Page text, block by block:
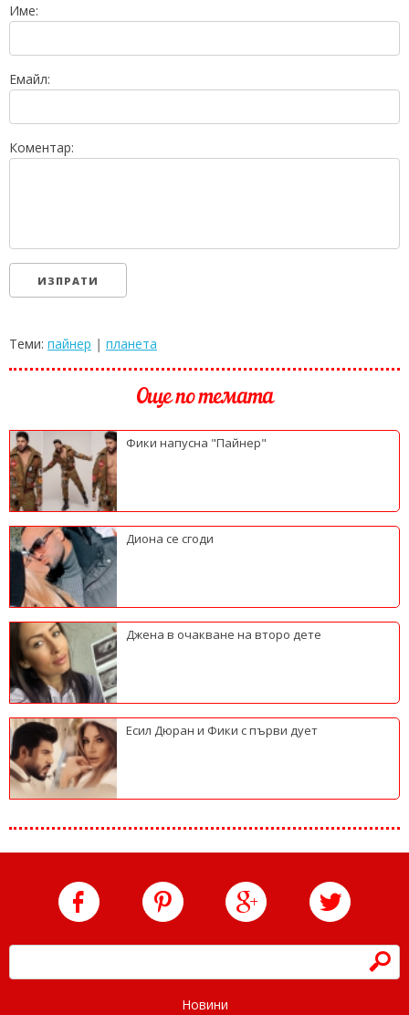
Име:
Емайл:
Коментар:
Теми: пайнер | планета
Още по темата
Фики напусна "Пайнер"
Диона се сгоди
Джена в очакване на второ дете
Есил Дюран и Фики с първи дует
h
Новини